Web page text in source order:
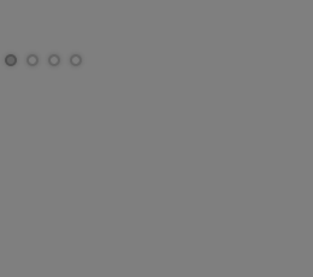
mert nagyon közel